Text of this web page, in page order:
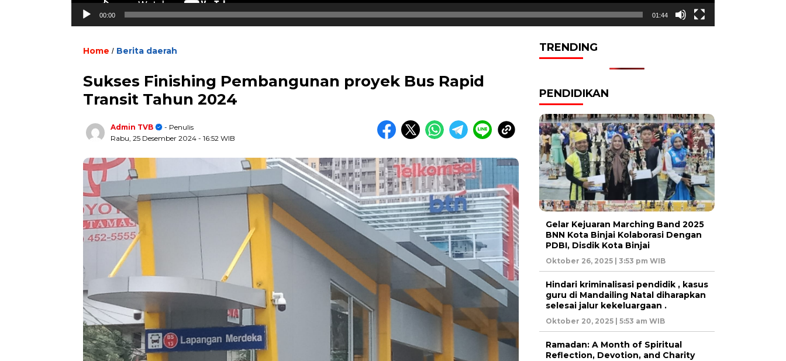
00:00 01:44
Home / Berita daerah
Sukses Finishing Pembangunan proyek Bus Rapid
Transit Tahun 2024
Admin TVB
- Penulis
Rabu, 25 Desember 2024 - 16:52 WIB
TRENDING
PENDIDIKAN
Gelar Kejuaran Marching Band 2025
BNN Kota Binjai Kolaborasi Dengan
PDBI, Disdik Kota Binjai
Oktober 26, 2025 | 3:53 pm WIB
Hindari kriminalisasi pendidik , kasus
guru di Mandailing Natal diharapkan
selesai jalur kekeluargaan .
Oktober 20, 2025 | 5:53 am WIB
Ramadan: A Month of Spiritual
Reflection, Devotion, and Charity